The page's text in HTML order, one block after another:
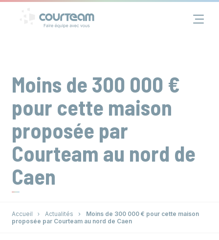
Actualités
Contact
Moins de 300 000 €
pour cette maison
proposée par
Courteam au nord de
Caen
Accueil Actualités
Moins de 300 000 € pour cette maison
proposée par Courteam au nord de Caen
Panneau de gestion des cookies